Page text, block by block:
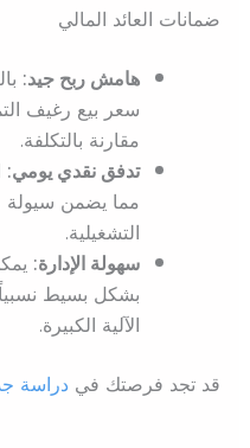
ضمانات العائد المالي
هامش ربح جيد:
سعر بيع رغيف
مقارنة بالتكلفة.
تدفق نقدي يومي:
مما يضمن سيولة
التشغيلية.
سهولة الإدارة:
بشكل بسيط نسبياً
الآلية الكبيرة.
قد تجد فرصتك في دراسة